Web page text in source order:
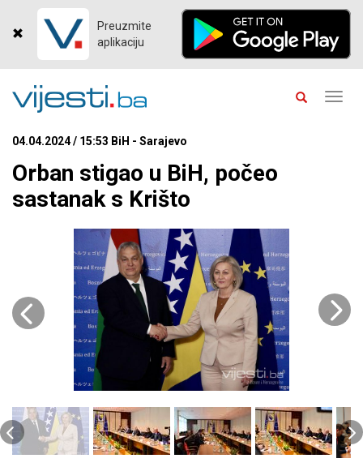
Preuzmite
aplikaciju
04.04.2024 / 15:53 BiH - Sarajevo
Orban stigao u BiH, počeo
sastanak s Krišto